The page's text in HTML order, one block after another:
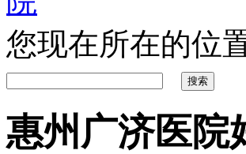
您现在所在的位
惠州广济医院